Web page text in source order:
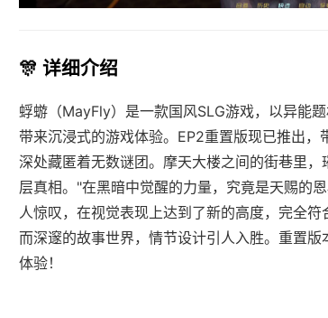
🎊 详细介绍
蜉蝣（MayFly）是一款国风SLG游戏，以异能
带来沉浸式的游戏体验。EP2重置版现已推出
深处藏匿着无数谜团。摩天大楼之间的街巷里
层真相。"在黑暗中觉醒的力量，究竟是天赐的
人惊叹，在视觉表现上达到了新的高度，完全
而深邃的故事世界，情节设计引人入胜。重置
体验！